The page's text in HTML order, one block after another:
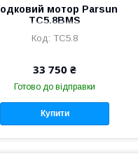
мотор Parsun
TC5.8BMS
TC5.8
33 750 ₴
Готово до відправки
Купити